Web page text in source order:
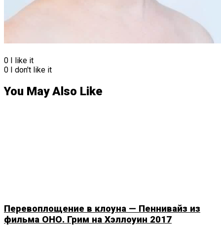
0 I like it
0 I don't like it
You May Also Like
Перевоплощение в клоуна — Пеннивайз из
фильма ОНО. Грим на Хэллоуин 2017